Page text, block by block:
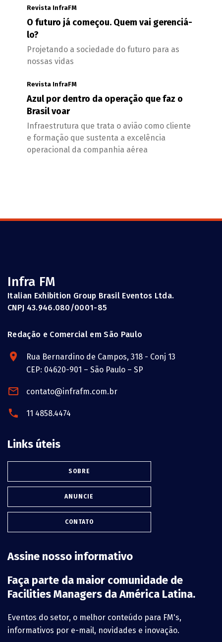
Revista InfraFM
O futuro já começou. Quem vai gerenciá-
lo?
Projetando a sociedade do futuro para as
nossas vidas
Revista InfraFM
Azul por dentro da operação que faz o
Brasil voar
Infraestrutura que trata o avião como cliente
e formação que sustenta a excelência
operacional da companhia aérea
Infra FM
Italian Exhibition Group Brasil Eventos Ltda.
CNPJ 43.946.080/0001-85
Redação e Comercial em São Paulo
Rua Bernardino de Campos, 318 - Conj 13
CEP: 04620-901 – São Paulo – SP
contato@infrafm.com.br
11 4858.4474
Links úteis
SOBRE
ANUNCIE
CONTATO
Assine nosso informativo
Faça parte da maior comunidade de
Facilities Managers da América Latina.
Eventos do setor, o melhor conteúdo para FM's,
informativos por e-mail, novidades e inovação.